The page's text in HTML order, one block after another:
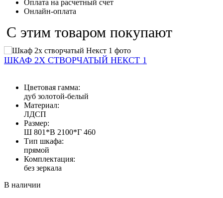
Оплата на расчетный счет
Онлайн-оплата
С этим товаром покупают
ШКАФ 2Х СТВОРЧАТЫЙ НЕКСТ 1
Цветовая гамма:
дуб золотой-белый
Материал:
ЛДСП
Размер:
Ш 801*В 2100*Г 460
Тип шкафа:
прямой
Комплектация:
без зеркала
В наличии